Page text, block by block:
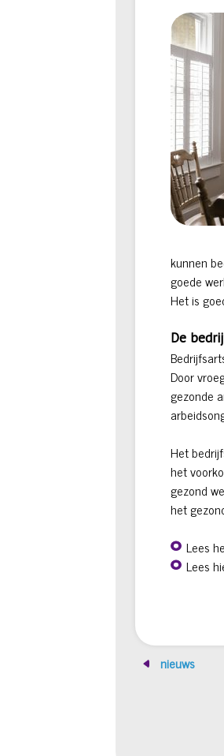
kunnen
goede
Het is
De
Door
gezonde
Het
het
gezond
het
Lees
Lees
nieuws